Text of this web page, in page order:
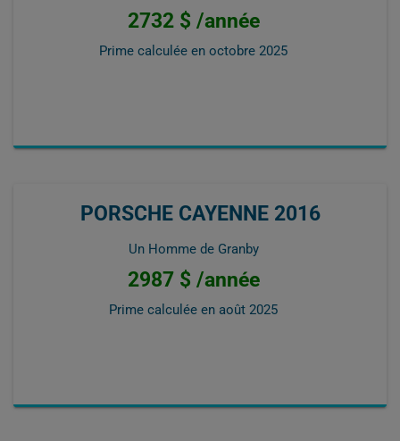
2732 $ /année
Prime calculée en octobre 2025
PORSCHE CAYENNE 2016
Un Homme de Granby
2987 $ /année
Prime calculée en août 2025